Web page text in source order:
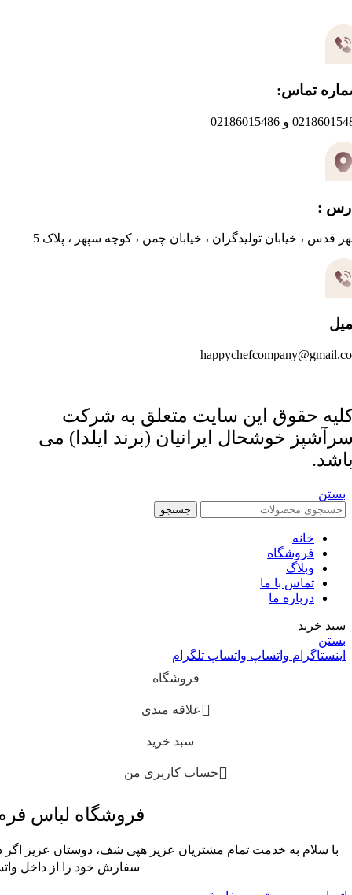
تماس:
و 02186015486
:
قدس ، خیابان تولیدگران ، خیابان چمن ، کوچه سپهر ، پلاک 5
حقوق این سایت متعلق به شرکت
خوشحال ایرانیان (برند ایلدا) می
بستن
جستجو
خانه
فروشگاه
وبلاگ
تماس با ما
درباره ما
سبد خرید
بستن
اینستاگرام واتساپ واتساپ تلگرام
فروشگاه
علاقه مندی
سبد خرید
حساب کاربری من
فروشگاه لباس
با سلام به خدمت تمام مشتریان عزیز هپی شف، دوستان عزیز اگر
سفارش خود را از داخل